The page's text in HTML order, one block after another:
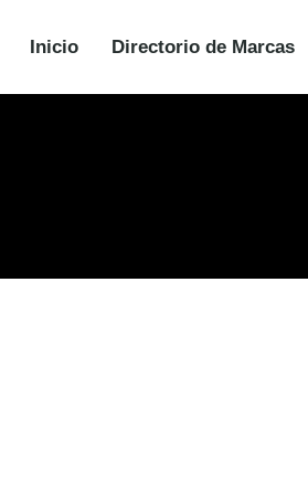
Inicio Directorio de Marcas